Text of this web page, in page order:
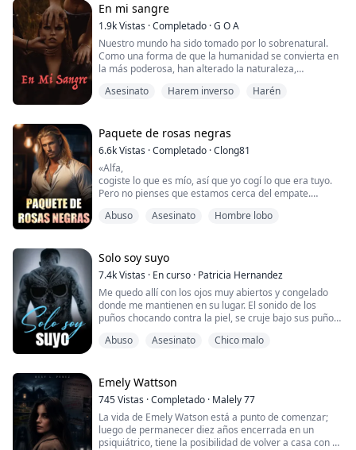
—No trabajo para nadie —respondí casi de inmediato.
Vi su expresión en el espejo frente a mí.
Me miraba abiertamente sin vergüenza, sonriendo con
suficiencia. Atrapé su mirada a través del espe...
En mi sangre
1.9kVistas ·Completado ·G O A
Nuestro mundo ha sido tomado por lo sobrenatural.
Como una forma de que la humanidad se convierta en
la más poderosa, han alterado la naturaleza,
mortales que caminan por esta tierra.
intentado mantener durante miles de años. La sangre
de vampiro contiene el poder de la supercuración y
una fuerza in...
Asesinato Harem inverso Harén
Paquete de rosas negras
6.6kVistas ·Completado ·Clong81
«Alfa,
cogiste lo que es mío, así que yo cogí lo que era tuyo.
Pero no pienses que estamos cerca del empate.
El rey canalla»
¿Qué haces cuando el mundo está siendo atormentado
por un rey renegado? Las lobas y las crías están
desapareciendo. Las manadas están siendo atacadas y
eliminadas.
----------------------------------------...
Abuso Asesinato Hombre lobo
Solo soy suyo
7.4kVistas · En curso · Patricia Hernandez
Me quedo allí con los ojos muy abiertos y congelado
donde me mantienen en su lugar. El sonido de los
puños chocando contra la piel, se cruje bajo sus puños
despiadado? ¿Por qué no me deja en paz?
cálidas lágrimas caer por mi mejilla. No podía
soportarlo más.
Al oír mi grito, se detiene en el aire y mue...
Abuso Asesinato Chico malo
Emely Wattson
745Vistas ·Completado · Malely 77
La vida de Emely Watson está a punto de comenzar;
luego de permanecer diez años encerrada en un
psiquiátrico, tiene la posibilidad de volver a casa con su